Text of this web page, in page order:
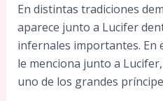
En distintas tradiciones
aparece junto a Lucifer
infernales importantes. En
le menciona junto a
uno de los grandes